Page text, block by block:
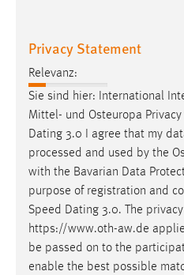
Privacy Statement
Relevanz:
Sie sind hier: International
Mittel- und Osteuropa
Dating 3.0 I agree that my
processed and used by the
with the Bavarian Data
purpose of registration and
Speed Dating 3.0. The
https://www.oth-aw.de
be passed on to the
enable the best possible
Diese Informationen helfen
unsere Besucher unsere
Matomo
Name:
_pk_ref, _pk_cvar, _pk_id,
Zweck:
Zugriffsstatistik
Cookie Laufzeit:
Max. 13 Monate